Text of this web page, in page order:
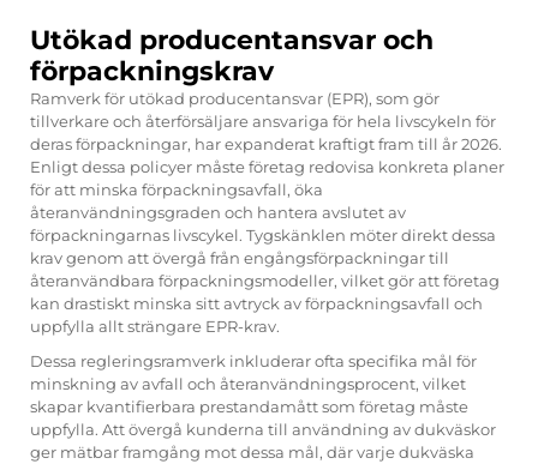
Utökad producentansvar och
förpackningskrav
Ramverk för utökad producentansvar (EPR), som gör
tillverkare och återförsäljare ansvariga för hela livscykeln för
deras förpackningar, har expanderat kraftigt fram till år 2026.
Enligt dessa policyer måste företag redovisa konkreta planer
för att minska förpackningsavfall, öka
återanvändningsgraden och hantera avslutet av
förpackningarnas livscykel. Tygskänklen möter direkt dessa
krav genom att övergå från engångsförpackningar till
återanvändbara förpackningsmodeller, vilket gör att företag
kan drastiskt minska sitt avtryck av förpackningsavfall och
uppfylla allt strängare EPR-krav.
Dessa regleringsramverk inkluderar ofta specifika mål för
minskning av avfall och återanvändningsprocent, vilket
skapar kvantifierbara prestandamått som företag måste
uppfylla. Att övergå kunderna till användning av dukväskor
ger mätbar framgång mot dessa mål, där varje dukväska